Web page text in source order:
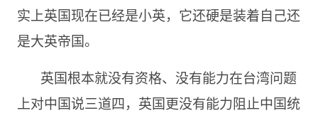
实上英国现在已经是小英，它还硬是装着自己还
是大英帝国。
英国根本就没有资格、没有能力在台湾问题
上对中国说三道四，英国更没有能力阻止中国统